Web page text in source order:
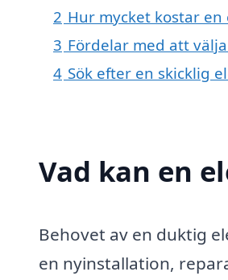
2 Hur mycket kostar
3 Fördelar med att
4 Sök efter en skicklig
Vad kan en
Behovet av en duktig
en nyinstallation,